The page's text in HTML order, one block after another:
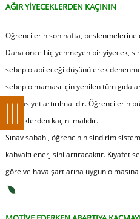
AĞIR YİYECEKLERDEN KAÇININ
Öğrencilerin son hafta,
Daha önce hiç yenmeyen bir yiyecek,
sebep olabileceği düşünülerek
sebep olmaması için yenilen tüm
hassasiyet artırılmalıdır. Öğrencilerin
yemeklerden kaçınılmalıdır.
Sınav sabahı, öğrencinin sindirim
kahvaltı enerjisini artıracaktır. Kıyafet
göre ve hava şartlarına uygun